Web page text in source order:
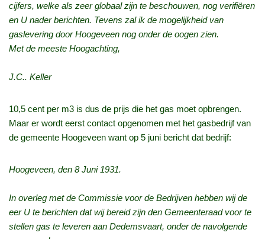
cijfers, welke als zeer globaal zijn te beschouwen, nog verifiëren
en U nader berichten. Tevens zal ik de mogelijkheid van
gaslevering door Hoogeveen nog onder de oogen zien.
Met de meeste Hoogachting,
J.C.. Keller
10,5 cent per m3 is dus de prijs die het gas moet opbrengen.
Maar er wordt eerst contact opgenomen met het gasbedrijf van
de gemeente Hoogeveen want op 5 juni bericht dat bedrijf:
Hoogeveen, den 8 Juni 1931.
In overleg met de Commissie voor de Bedrijven hebben wij de
eer U te berichten dat wij bereid zijn den Gemeenteraad voor te
stellen gas te leveren aan Dedemsvaart, onder de navolgende